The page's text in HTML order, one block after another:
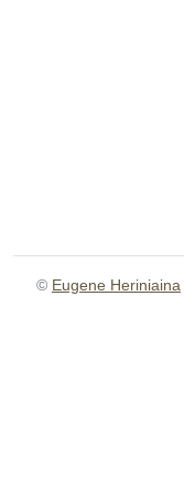
© Eugene Heriniaina